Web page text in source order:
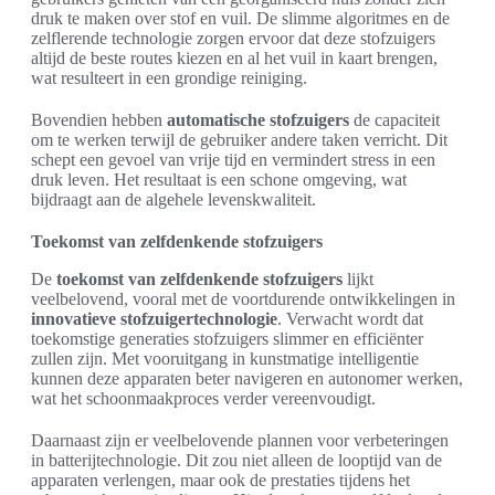
druk te maken over stof en vuil. De slimme algoritmes en de
zelflerende technologie zorgen ervoor dat deze stofzuigers
altijd de beste routes kiezen en al het vuil in kaart brengen,
wat resulteert in een grondige reiniging.
Bovendien hebben automatische stofzuigers de capaciteit
om te werken terwijl de gebruiker andere taken verricht. Dit
schept een gevoel van vrije tijd en vermindert stress in een
druk leven. Het resultaat is een schone omgeving, wat
bijdraagt aan de algehele levenskwaliteit.
Toekomst van zelfdenkende stofzuigers
De toekomst van zelfdenkende stofzuigers lijkt
veelbelovend, vooral met de voortdurende ontwikkelingen in
innovatieve stofzuigertechnologie. Verwacht wordt dat
toekomstige generaties stofzuigers slimmer en efficiënter
zullen zijn. Met vooruitgang in kunstmatige intelligentie
kunnen deze apparaten beter navigeren en autonomer werken,
wat het schoonmaakproces verder vereenvoudigt.
Daarnaast zijn er veelbelovende plannen voor verbeteringen
in batterijtechnologie. Dit zou niet alleen de looptijd van de
apparaten verlengen, maar ook de prestaties tijdens het